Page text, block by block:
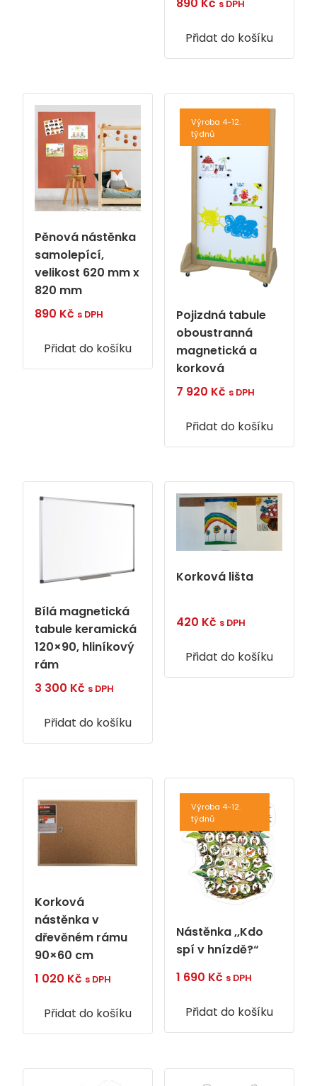
s DPH
Přidat do košíku
Pěnová nástěnka
samolepící,
velikost 620 mm x
820 mm
890 Kč s DPH
Přidat do košíku
Výroba 4-12.
týdnů
Pojizdná tabule
oboustranná
magnetická a
korková
7 920 Kč s DPH
Přidat do košíku
Bílá magnetická
tabule keramická
120×90, hliníkový
rám
3 300 Kč s DPH
Přidat do košíku
Korková lišta
420 Kč s DPH
Přidat do košíku
Korková
nástěnka v
dřevěném rámu
90×60 cm
1 020 Kč s DPH
Přidat do košíku
Výroba 4-12.
týdnů
Nástěnka ,,Kdo
spí v hnízdě?“
1 690 Kč s DPH
Přidat do košíku